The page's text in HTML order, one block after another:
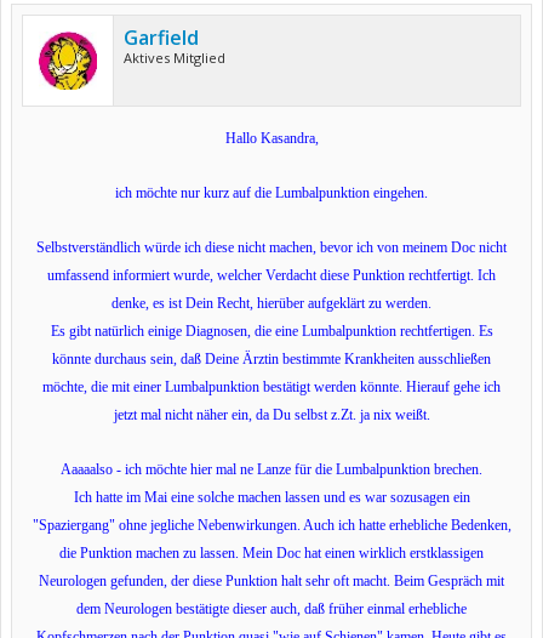
Garfield
Aktives Mitglied
Hallo Kasandra,
ich möchte nur kurz auf die Lumbalpunktion eingehen.
Selbstverständlich würde ich diese nicht machen, bevor ich von meinem Doc nicht
umfassend informiert wurde, welcher Verdacht diese Punktion rechtfertigt. Ich
denke, es ist Dein Recht, hierüber aufgeklärt zu werden.
Es gibt natürlich einige Diagnosen, die eine Lumbalpunktion rechtfertigen. Es
könnte durchaus sein, daß Deine Ärztin bestimmte Krankheiten ausschließen
möchte, die mit einer Lumbalpunktion bestätigt werden könnte. Hierauf gehe ich
jetzt mal nicht näher ein, da Du selbst z.Zt. ja nix weißt.
Aaaaalso - ich möchte hier mal ne Lanze für die Lumbalpunktion brechen.
Ich hatte im Mai eine solche machen lassen und es war sozusagen ein
"Spaziergang" ohne jegliche Nebenwirkungen. Auch ich hatte erhebliche Bedenken,
die Punktion machen zu lassen. Mein Doc hat einen wirklich erstklassigen
Neurologen gefunden, der diese Punktion halt sehr oft macht. Beim Gespräch mit
dem Neurologen bestätigte dieser auch, daß früher einmal erhebliche